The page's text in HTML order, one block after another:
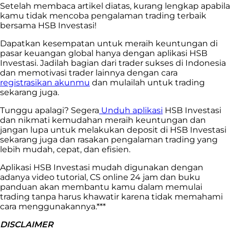
Setelah membaca artikel diatas, kurang lengkap apabila
kamu tidak mencoba pengalaman trading terbaik
bersama HSB Investasi!
Dapatkan kesempatan untuk meraih keuntungan di
pasar keuangan global hanya dengan aplikasi HSB
Investasi. Jadilah bagian dari trader sukses di Indonesia
dan memotivasi trader lainnya dengan cara
registrasikan akunmu dan mulailah untuk trading
sekarang juga.
Tunggu apalagi? Segera Unduh aplikasi HSB Investasi
dan nikmati kemudahan meraih keuntungan dan
jangan lupa untuk melakukan deposit di HSB Investasi
sekarang juga dan rasakan pengalaman trading yang
lebih mudah, cepat, dan efisien.
Aplikasi HSB Investasi mudah digunakan dengan
adanya video tutorial, CS online 24 jam dan buku
panduan akan membantu kamu dalam memulai
trading tanpa harus khawatir karena tidak memahami
cara menggunakannya.***
DISCLAIMER